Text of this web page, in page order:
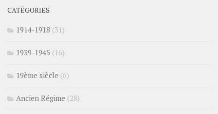
CATÉGORIES
1914-1918 (31)
1939-1945 (16)
19ème siècle (6)
Ancien Régime (28)